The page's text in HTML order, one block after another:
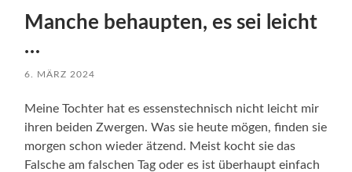
Manche behaupten, es sei leicht
…
6. MÄRZ 2024
Meine Tochter hat es essenstechnisch nicht leicht mir
ihren beiden Zwergen. Was sie heute mögen, finden sie
morgen schon wieder ätzend. Meist kocht sie das
Falsche am falschen Tag oder es ist überhaupt einfach